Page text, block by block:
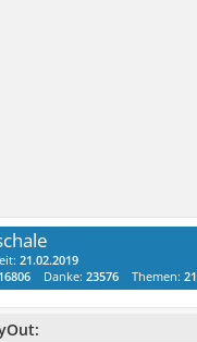
21.02.2019
16806 Danke:23576 Themen:21